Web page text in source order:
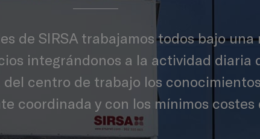
de SIRSA trabajamos todos bajo una
integrándonos a la actividad diaria
centro de trabajo los
coordinada y con los mínimos costes